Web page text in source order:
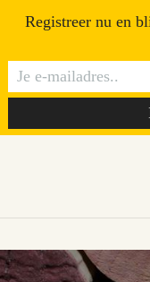
Registreer nu en